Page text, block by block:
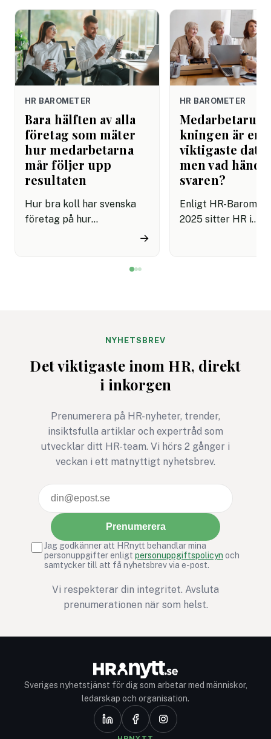
HR BAROMETER
Bara hälften av alla
företag som mäter
hur medarbetarna
mår följer upp
resultaten
Hur bra koll har svenska
företag på hur
hälften av företagen inte
procent som sedan aktivt
→
HR BAROMETER
kningen är er
viktigaste
men vad
svaren?
Enligt HR-
2025 sitter HR i
gång per år eller
utmaningen är att
chefer att faktiskt
med resultaten.
egentligen med
NYHETSBREV
Det viktigaste inom HR, direkt
i inkorgen
Prenumerera på HR-nyheter, trender,
insiktsfulla artiklar och expertråd som
utvecklar ditt HR-team. Vi hörs 2 gånger i
veckan i ett matnyttigt nyhetsbrev.
Prenumerera
Jag godkänner att HRnytt behandlar mina
personuppgifter enligt personuppgiftspolicyn och
samtycker till att få nyhetsbrev via e-post.
Vi respekterar din integritet. Avsluta
prenumerationen när som helst.
Sveriges nyhetstjänst för dig som arbetar med människor,
ledarskap och organisation.